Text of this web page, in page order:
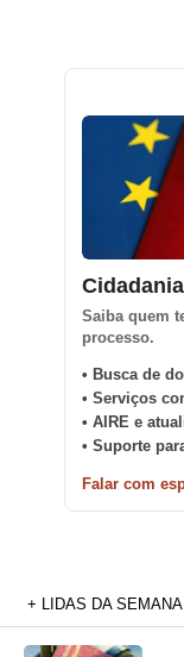
Saiba quem
processo.
• Busca de
• Serviços
• AIRE e
• Suporte
Falar com
+ LIDAS DA SEMANA